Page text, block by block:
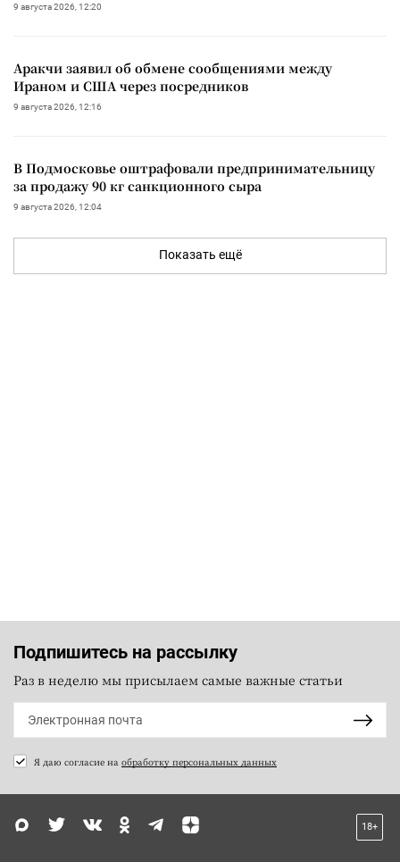
9 августа 2026, 12:20
Аракчи заявил об обмене сообщениями между
Ираном и США через посредников
9 августа 2026, 12:16
В Подмосковье оштрафовали предпринимательницу
за продажу 90 кг санкционного сыра
9 августа 2026, 12:04
Показать ещё
Подпишитесь на рассылку
Раз в неделю мы присылаем самые важные статьи
Я даю согласие на обработку персональных данных
18+